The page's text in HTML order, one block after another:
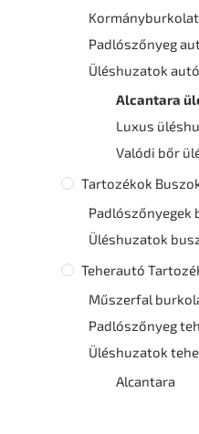
Padlószőnyeg
Üléshuzatok
Alcantara
Luxus
Valódi bőr
Tartozékok
Padlószőnyegek
Üléshuzatok
Teherautó
Műszerfal
Padlószőnyeg
Üléshuzatok
Alcantara